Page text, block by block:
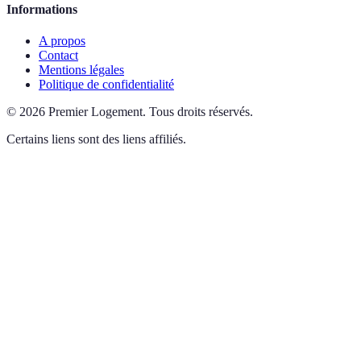
Informations
A propos
Contact
Mentions légales
Politique de confidentialité
© 2026 Premier Logement. Tous droits réservés.
Certains liens sont des liens affiliés.